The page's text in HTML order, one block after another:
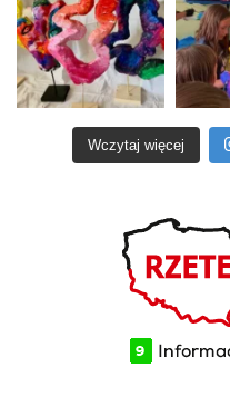
Wczytaj więcej